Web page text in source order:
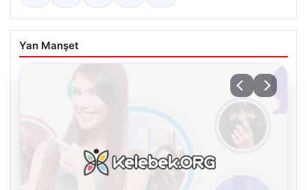
Yan Manşet